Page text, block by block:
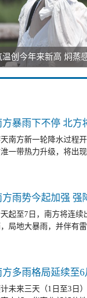
温创今年来新高 焖蒸
方暴雨下不停 北方
南方新一轮降水过程
一带热力升级，将出
方雨势今起加强 强
起至7日，南方将连续
局地大暴雨，并伴有
方多雨格局延续至
未来三天（1日至3日